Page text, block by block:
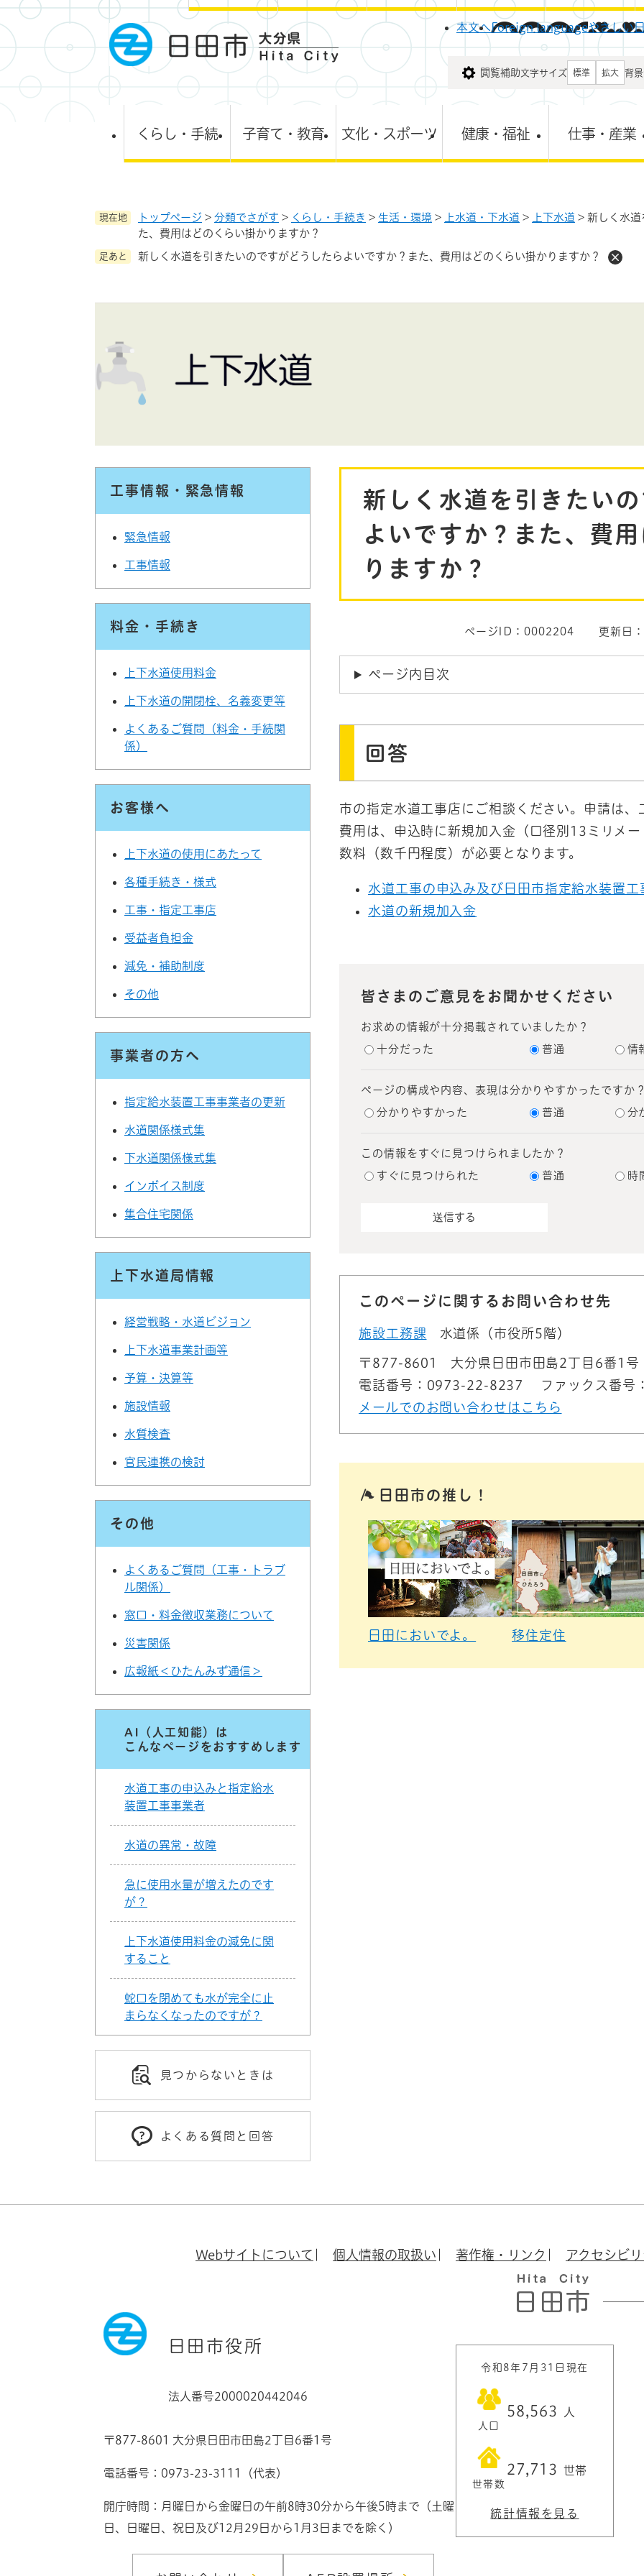
ペ
ー
の
メニューを飛ばして本文へ
本文へForeign languageやさしい
閲覧補助文字サイズ 標準 拡大 背
くらし・手続 子育て・教育 文化・スポーツ 健康・福祉 仕事・産業
現在地 トップページ > 分類でさがす > くらし・手続き > 生活・環境 > 上水道・下水道 > 上下水道 > 新しく水
た、費用はどのくらい掛かりますか？
足あと 新しく水道を引きたいのですがどうしたらよいですか？また、費用はどのくらい掛かりますか？
新しく水道を引きたい
よいですか？また、費
りますか？
ページID：0002204 更新日
ページ内目次
回答
市の指定水道工事店にご相談ください。申請は、
費用は、申込時に新規加入金（口径別13ミリメ
数料（数千円程度）が必要となります。
水道工事の申込み及び日田市指定給水装置工
水道の新規加入金
皆さまのご意見をお聞かせください
お求めの情報が十分掲載されていましたか？
十分だった 普通 情
ページの構成や内容、表現は分かりやすかったですか
分かりやすかった 普通 分
この情報をすぐに見つけられましたか？
すぐに見つけられた 普通 時
このページに関するお問い合わせ先
施設工務課 水道係（市役所5階）
〒877-8601
大分県日田市田島2丁目6番1号
電話番号：0973-22-8237
ファックス番
メールでのお問い合わせはこちら
日田市の推し！
日田においでよ。 移住定住
工事情報・緊急情報
緊急情報
工事情報
料金・手続き
上下水道使用料金
上下水道の開閉栓、名義変更等
よくあるご質問（料金・手続関
係）
お客様へ
上下水道の使用にあたって
各種手続き・様式
工事・指定工事店
受益者負担金
減免・補助制度
その他
事業者の方へ
指定給水装置工事事業者の更新
水道関係様式集
下水道関係様式集
インボイス制度
集合住宅関係
上下水道局情報
経営戦略・水道ビジョン
上下水道事業計画等
予算・決算等
施設情報
水質検査
官民連携の検討
その他
よくあるご質問（工事・トラブ
ル関係）
窓口・料金徴収業務について
災害関係
広報紙＜ひたんみず通信＞
AI（人工知能）は
こんなページをおすすめします
水道工事の申込みと指定給水
装置工事事業者
水道の異常・故障
急に使用水量が増えたのです
が？
上下水道使用料金の減免に関
すること
蛇口を閉めても水が完全に止
まらなくなったのですが？
見つからないときは
よくある質問と回答
Webサイトについて 個人情報の取扱い 著作権・リンク アクセシビ
日田市役所
法人番号2000020442046
〒877-8601 大分県日田市田島2丁目6番1号
電話番号：0973-23-3111（代表）
開庁時間：月曜日から金曜日の午前8時30分から午後5時まで（土曜
日、日曜日、祝日及び12月29日から1月3日までを除く）
令和8年7月31日現在
人口
58,563 人
世帯数
27,713 世帯
統計情報を見る